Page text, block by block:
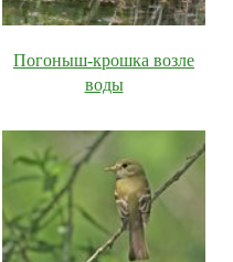
Погоныш-крошка возле
воды